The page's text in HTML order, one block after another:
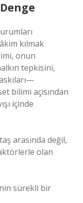
kılmak
onun
tepkisini,
bilimi açısından
içinde
arasında değil,
olan
sürekli bir